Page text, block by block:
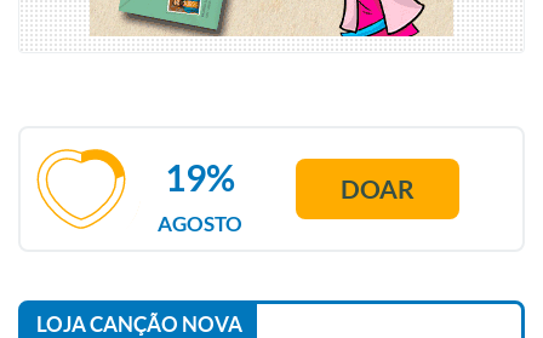
AGOSTO
19% DOAR
LOJA CANÇÃO NOVA